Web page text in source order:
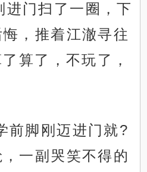
进门扫了一圈，下
，推着江澈寻往
算了，不玩了，
前脚刚迈进门就?
一副哭笑不得的